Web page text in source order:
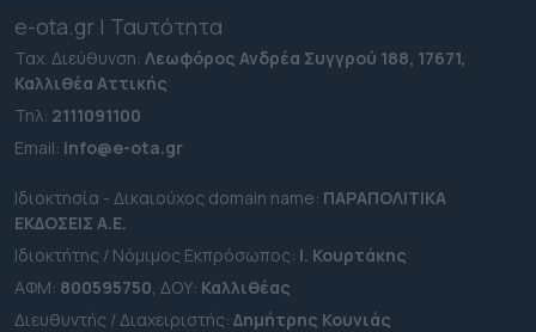
e-ota.gr | Ταυτότητα
Ταχ. Διεύθυνση: Λεωφόρος Ανδρέα Συγγρού 188, 17671,
Καλλιθέα Αττικής
Τηλ: 2111091100
Εmail: info@e-ota.gr
Ιδιοκτησία - Δικαιούχος domain name: ΠΑΡΑΠΟΛΙΤΙΚΑ
ΕΚΔΟΣΕΙΣ A.E.
Ιδιοκτήτης / Νόμιμος Εκπρόσωπος: Ι. Κουρτάκης
ΑΦΜ: 800595750, ΔΟΥ: Καλλιθέας
Διευθυντής / Διαχειριστής: Δημήτρης Κουνιάς